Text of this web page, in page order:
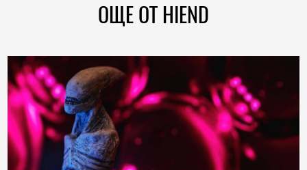
ОЩЕ ОТ HIEND